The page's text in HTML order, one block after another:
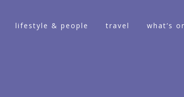
lifestyle & people travel what’s